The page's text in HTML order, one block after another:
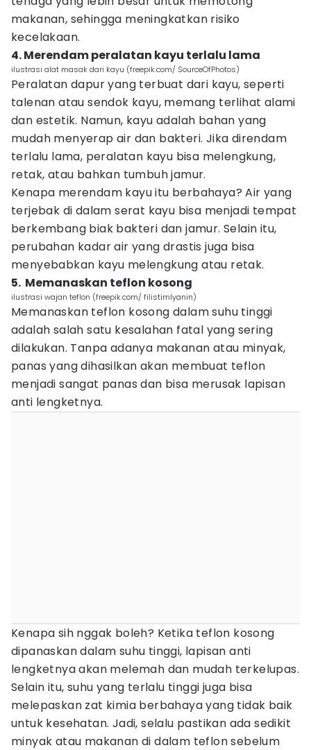
makanan, sehingga meningkatkan risiko
kecelakaan.
4. Merendam peralatan kayu terlalu lama
ilustrasi alat masak dari kayu (freepik.com/ SourceOfPhotos)
Peralatan dapur yang terbuat dari kayu, seperti
talenan atau sendok kayu, memang terlihat alami
dan estetik. Namun, kayu adalah bahan yang
mudah menyerap air dan bakteri. Jika direndam
terlalu lama, peralatan kayu bisa melengkung,
retak, atau bahkan tumbuh jamur.
Kenapa merendam kayu itu berbahaya? Air yang
terjebak di dalam serat kayu bisa menjadi tempat
berkembang biak bakteri dan jamur. Selain itu,
perubahan kadar air yang drastis juga bisa
menyebabkan kayu melengkung atau retak.
5. Memanaskan teflon kosong
ilustrasi wajan teflon (freepik.com/ filistimlyanin)
Memanaskan teflon kosong dalam suhu tinggi
adalah salah satu kesalahan fatal yang sering
dilakukan. Tanpa adanya makanan atau minyak,
panas yang dihasilkan akan membuat teflon
menjadi sangat panas dan bisa merusak lapisan
anti lengketnya.
Kenapa sih nggak boleh? Ketika teflon kosong
dipanaskan dalam suhu tinggi, lapisan anti
lengketnya akan melemah dan mudah terkelupas.
Selain itu, suhu yang terlalu tinggi juga bisa
melepaskan zat kimia berbahaya yang tidak baik
untuk kesehatan. Jadi, selalu pastikan ada sedikit
minyak atau makanan di dalam teflon sebelum